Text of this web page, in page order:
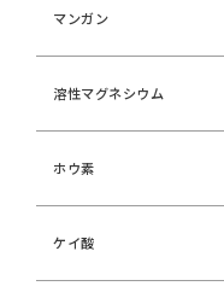
マンガン
溶性マグネシウム
ホウ素
ケイ酸